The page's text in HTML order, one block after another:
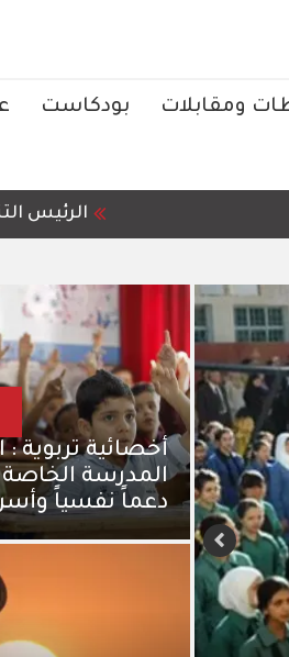
ومقابلات بودكاست
الرئيس التنفيذي لشركة
أخصائية تربوية
المدرسة الخاصة
دعماً نفسياً